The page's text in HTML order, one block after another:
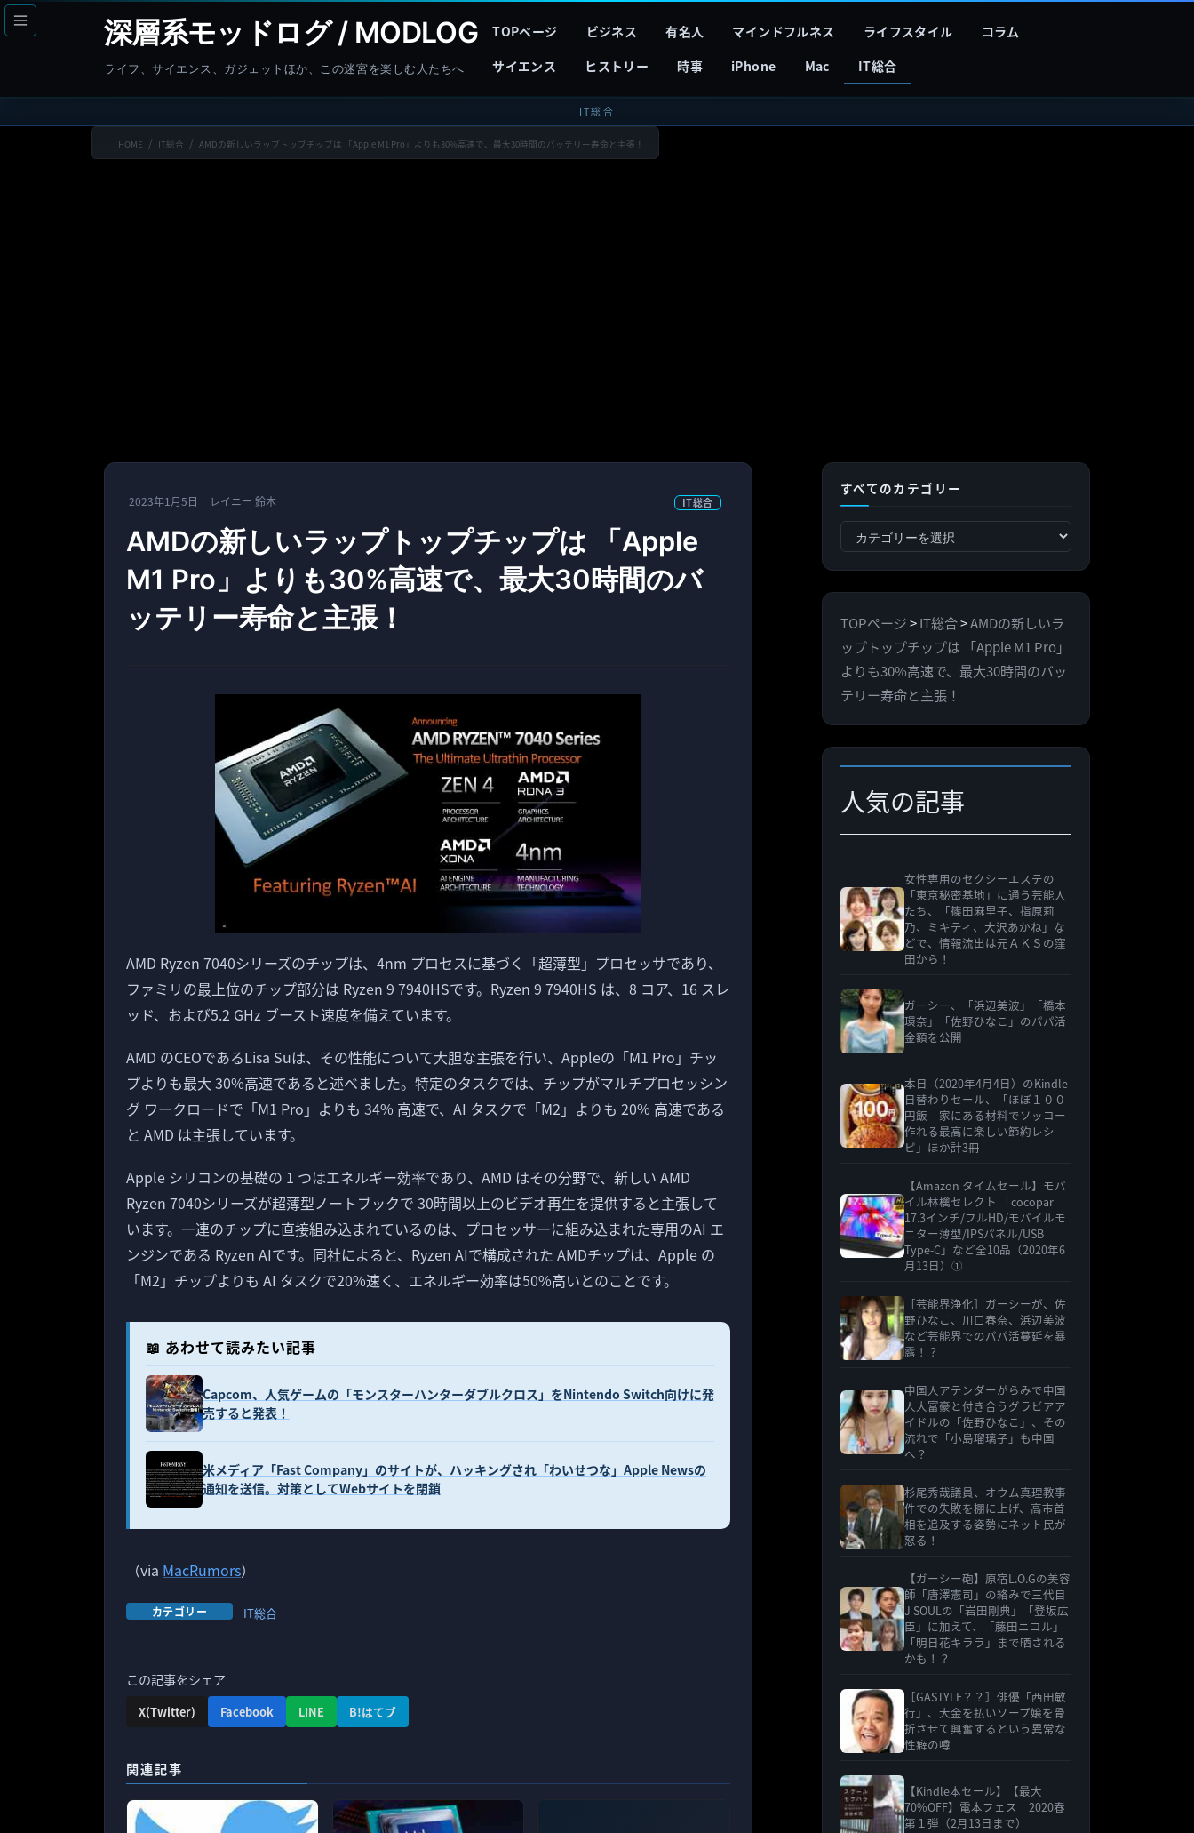
コ
ン
へ
ナ
ビ
ョ
深層系モッドログ / MODLOG
ライフ、サイエンス、ガジェットほか、この迷宮を楽しむ人たちへ
TOPページ ビジネス 有名人 マインドフルネス ライフスタイル
コラム
サイエンス
ヒストリー 時事 iPhone Mac IT総合
IT総合
HOME IT総合 AMDの新しいラップトップチップは 「Apple M1 Pro」よりも30%高速で、最大30時間のバッテリー寿命と主張！
2023年1月5日 レイニー 鈴木 IT総合
AMDの新しいラップトップチップは 「Apple
M1 Pro」よりも30%高速で、最大30時間のバ
ッテリー寿命と主張！
AMD Ryzen 7040シリーズのチップは、4nm プロセスに基づく「超薄型」プロセッサであり、
ファミリの最上位のチップ部分は Ryzen 9 7940HSです。Ryzen 9 7940HS は、8 コア、16 スレ
ッド、および5.2 GHz ブースト速度を備えています。
AMD のCEOであるLisa Suは、その性能について大胆な主張を行い、Appleの「M1 Pro」チッ
プよりも最大 30%高速であると述べました。特定のタスクでは、チップがマルチプロセッシン
グ ワークロードで「M1 Pro」よりも 34% 高速で、AI タスクで「M2」よりも 20% 高速である
と AMD は主張しています。
Apple シリコンの基礎の 1 つはエネルギー効率であり、AMD はその分野で、新しい AMD
Ryzen 7040シリーズが超薄型ノートブックで 30時間以上のビデオ再生を提供すると主張して
います。一連のチップに直接組み込まれているのは、プロセッサーに組み込まれた専用のAI エ
ンジンである Ryzen AIです。同社によると、Ryzen AIで構成された AMDチップは、Apple の
「M2」チップよりも AI タスクで20%速く、エネルギー効率は50%高いとのことです。
📖 あわせて読みたい記事
Capcom、人気ゲームの「モンスターハンターダブルクロス」をNintendo Switch向けに発
売すると発表！
米メディア「Fast Company」のサイトが、ハッキングされ「わいせつな」Apple Newsの
通知を送信。対策としてWebサイトを閉鎖
（via MacRumors）
カテゴリー IT総合
この記事をシェア
X(Twitter) Facebook LINE B!はてブ
関連記事
すべてのカテゴリー
べ
カ
テ
ゴ
リ
ー
TOPページ>IT総合>AMDの新しいラ
ップトップチップは 「Apple M1 Pro」
よりも30%高速で、最大30時間のバッ
テリー寿命と主張！
人気の記事
女性専用のセクシーエステの
「東京秘密基地」に通う芸能人
たち、「篠田麻里子、指原莉
乃、ミキティ、大沢あかね」な
どで、情報流出は元ＡＫＳの窪
田から！
ガーシー、「浜辺美波」「橋本
環奈」「佐野ひなこ」のパパ活
金額を公開
本日（2020年4月4日）のKindle
日替わりセール、「ほぼ１００
円飯 家にある材料でソッコー
作れる最高に楽しい節約レシ
ピ」ほか計3冊
【Amazon タイムセール】モバ
イル林檎セレクト 「cocopar
17.3インチ/フルHD/モバイルモ
ニター薄型/IPSパネル/USB
Type-C」など全10品（2020年6
月13日）①
［芸能界浄化］ガーシーが、佐
野ひなこ、川口春奈、浜辺美波
など芸能界でのパパ活蔓延を暴
露！？
中国人アテンダーがらみで中国
人大富豪と付き合うグラビアア
イドルの「佐野ひなこ」、その
流れで「小島瑠璃子」も中国
へ？
杉尾秀哉議員、オウム真理教事
件での失敗を棚に上げ、高市首
相を追及する姿勢にネット民が
怒る！
【ガーシー砲】原宿L.O.Gの美容
師「唐澤憲司」の絡みで三代目
J SOULの「岩田剛典」「登坂広
臣」に加えて、「藤田ニコル」
「明日花キララ」まで晒される
かも！？
［GASTYLE？？］俳優「西田敏
行」、大金を払いソープ嬢を骨
折させて興奮するという異常な
性癖の噂
【Kindle本セール】【最大
70%OFF】電本フェス 2020春
第１弾（2月13日まで）